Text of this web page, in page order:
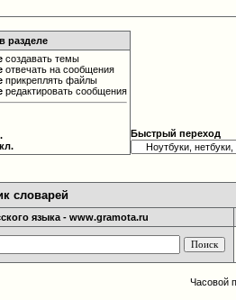
разделе
создавать темы
отвечать на сообщения
прикреплять файлы
редактировать сообщения
Быстрый переход
словарей
языка - www.gramota.ru
Часовой